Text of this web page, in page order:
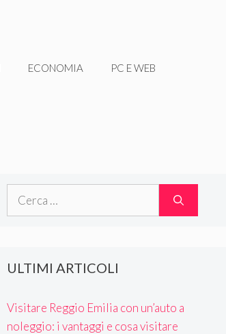
ECONOMIA PC E WEB
Ricerca
ULTIMI ARTICOLI
Visitare Reggio Emilia con un’auto a
noleggio: i vantaggi e cosa visitare